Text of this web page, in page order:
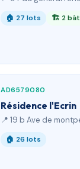
🏠 27 lots 🏗 2
AD6579080
Résidence l'Ecrin
📍 19 b Ave de
🏠 26 lots